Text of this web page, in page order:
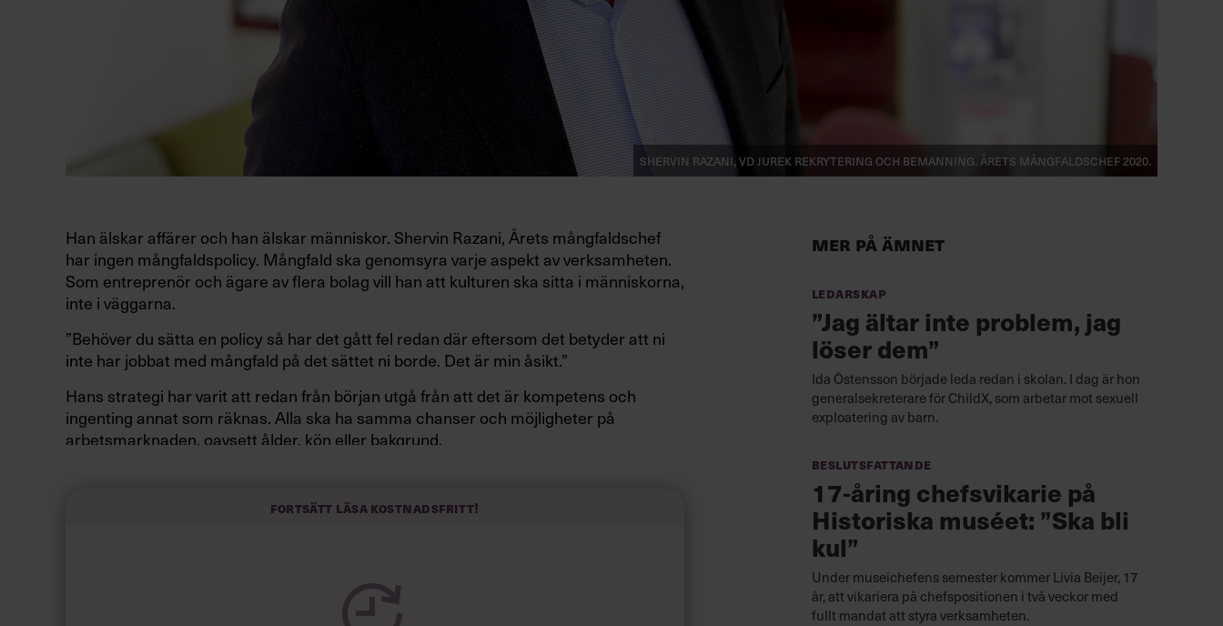
Shervin Razani, vd Jurek rekrytering och bemanning. Årets mångfaldschef 2020.
Han älskar affärer och han älskar människor. Shervin Razani, Årets mångfaldschef
har ingen mångfaldspolicy. Mångfald ska genomsyra varje aspekt av verksamheten.
Som entreprenör och ägare av flera bolag vill han att kulturen ska sitta i människorna,
inte i väggarna.
”Behöver du sätta en policy så har det gått fel redan där eftersom det betyder att ni
inte har jobbat med mångfald på det sättet ni borde. Det är min åsikt.”
Hans strategi har varit att redan från början utgå från att det är kompetens och
ingenting annat som räknas. Alla ska ha samma chanser och möjligheter på
arbetsmarknaden, oavsett ålder, kön eller bakgrund.
akademiska roller som jurister, ekonomer och personalvetare.
inskrivet i företagets dna. Medarbetarna representerar ett utsnitt av befolkningen
Fortsätt läsa kostnadsfritt!
Mer på ämnet
Ledarskap
”Jag ältar inte problem, jag
löser dem”
Ida Östensson började leda redan i skolan. I dag är hon
generalsekreterare för ChildX, som arbetar mot sexuell
exploatering av barn.
Beslutsfattande
17-åring chefsvikarie på
Historiska muséet: ”Ska bli
kul”
Under museichefens semester kommer Livia Beijer, 17
år, att vikariera på chefspositionen i två veckor med
fullt mandat att styra verksamheten.